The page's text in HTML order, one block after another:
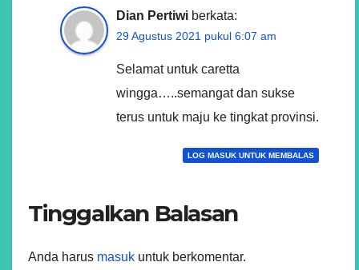
Dian Pertiwi berkata:
29 Agustus 2021 pukul 6:07 am
Selamat untuk caretta
wingga…..semangat dan sukse
terus untuk maju ke tingkat provinsi.
LOG MASUK UNTUK MEMBALAS
Tinggalkan Balasan
Anda harus masuk untuk berkomentar.